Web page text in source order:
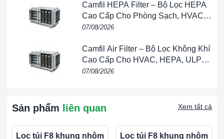
Khả năng kháng khuẩn
: Không
Sức cản cuối cùng khuyến nghị
: 500 Pa
Catalogue sản phẩm
Camfil HEPA Filter – Bộ Lọc HEPA
Cao Cấp Cho Phòng Sạch, HVAC,
FFU & Nhà Máy
07/08/2026
Camfil Air Filter – Bộ Lọc Không Khí
Cao Cấp Cho HVAC, HEPA, ULPA
& Phòng Sạch
07/08/2026
Sản phẩm liên quan Xem tất cả
Lọc túi F8 khung nhôm
Lọc túi F8 khung nhôm